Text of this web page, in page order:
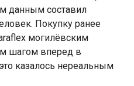
данным составил
Покупку ранее
могилёвским
шагом вперед в
казалось нереальным